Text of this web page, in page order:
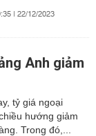
| 22/12/2023
Anh giảm
tỷ giá ngoại
hướng giảm
Trong đó,...